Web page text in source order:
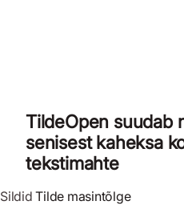
TildeOpen suudab
senisest kaheksa
tekstimahte
SildidTilde masintõlge